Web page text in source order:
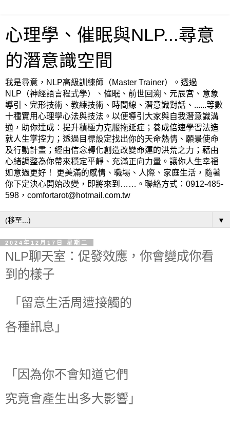
心理學、催眠與NLP...尋意
的潛意識空間
我是尋意，NLP高級訓練師（Master Trainer）。透過
NLP（神經語言程式學）、催眠、前世回溯、元辰宮、意象
導引、完形技術、教練技術、時間線、潛意識對話、......等數
十種實用心理學心法與技法。以便導引大家與自我潛意識溝
通，助你達成：提升積極力克服拖延症；養成倍速學習法造
就人生掌控力；透過目標設定找出你的天命熱情、願景使命
及行動計畫；經由信念轉化創造改變命運的洪荒之力；藉由
心緒調整為你帶來穩定平靜、充滿正向力量。讓你人生幸福
如意過更好！ 更美滿的感情、職場、人際、家庭生活，隨著
你下定決心開始改變，即將來到……。聯絡方式：0912-485-
598，comfortarot@hotmail.com.tw
▼
2024年12月17日 星期二
NLP聊天室：促發效應，你會變成你看
到的樣子
「留意生活周遭接觸的
各種訊息」
「因為你不會知道它們
究竟會產生出多大影響」